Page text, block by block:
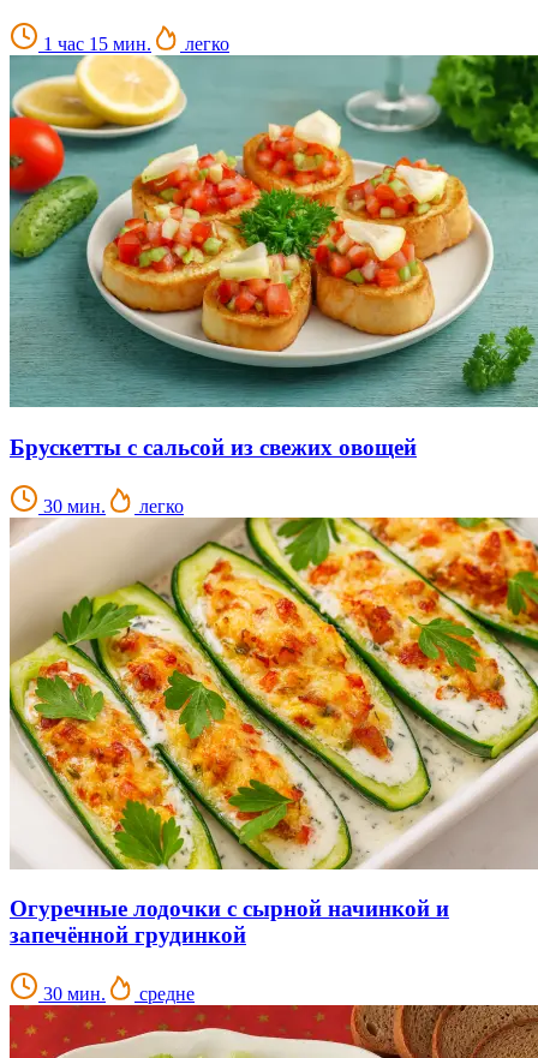
1 час 15 мин. легко
Брускетты с сальсой из свежих овощей
30 мин. легко
Огуречные лодочки с сырной начинкой и
запечённой грудинкой
30 мин. средне